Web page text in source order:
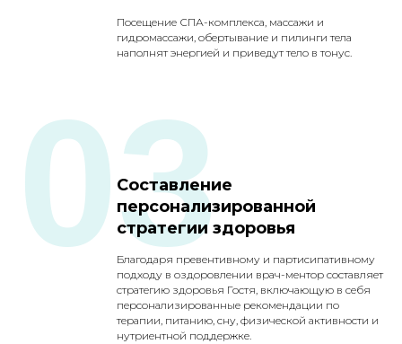
Посещение СПА-комплекса, массажи и
гидромассажи, обертывание и пилинги тела
наполнят энергией и приведут тело в тонус.
Составление
персонализированной
стратегии здоровья
Благодаря превентивному и партисипативному
подходу в оздоровлении врач-ментор составляет
стратегию здоровья Гостя, включающую в себя
персонализированные рекомендации по
терапии, питанию, сну, физической активности и
нутриентной поддержке.
03